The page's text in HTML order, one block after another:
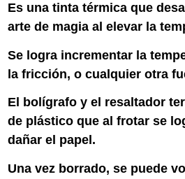
Es una tinta térmica que
arte de magia al elevar la
Se logra incrementar la
la fricción, o cualquier otra
El bolígrafo y el resaltador
de plástico que al frotar se
dañar el papel.
Una vez borrado, se puede